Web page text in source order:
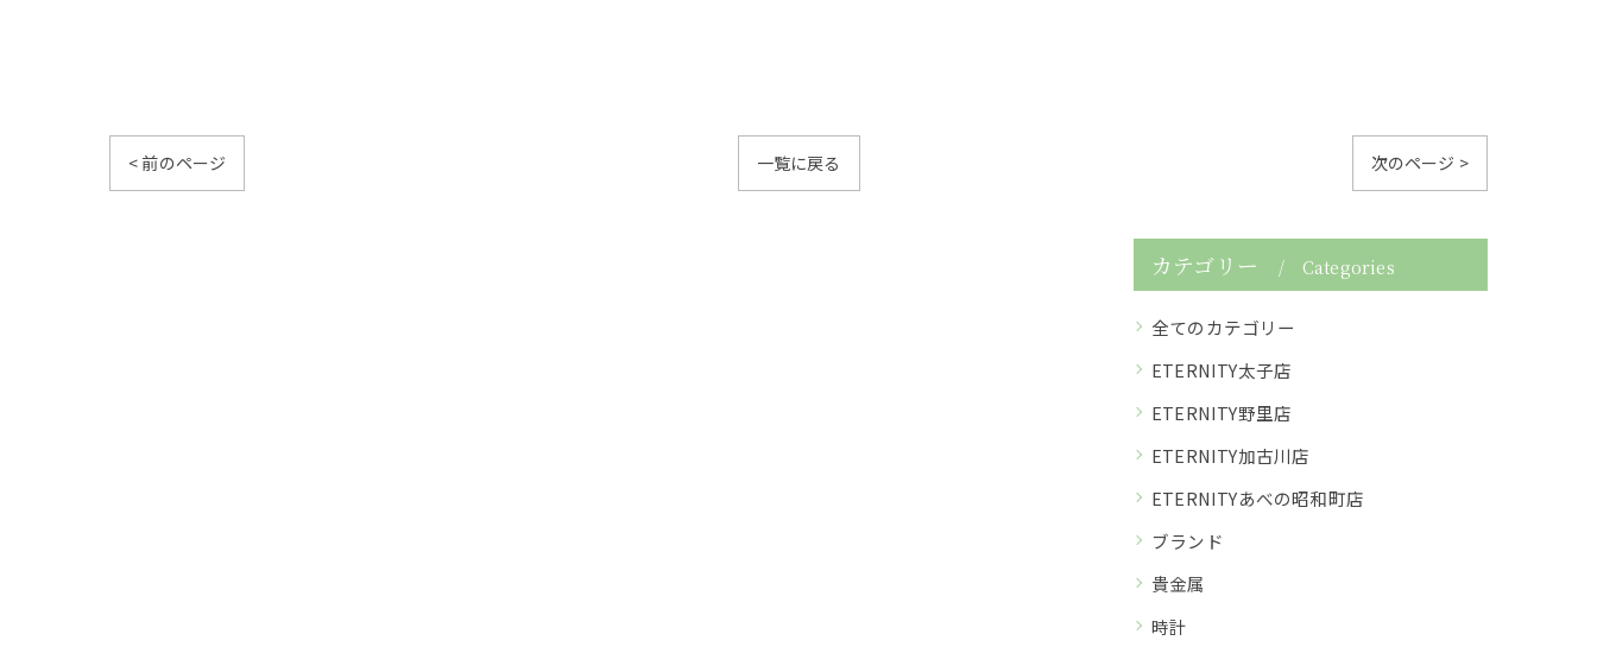
< 前のページ 一覧に戻る 次のページ >
カテゴリー Categories
全てのカテゴリー
ETERNITY太子店
ETERNITY野里店
ETERNITY加古川店
ETERNITYあべの昭和町店
ブランド
貴金属
時計